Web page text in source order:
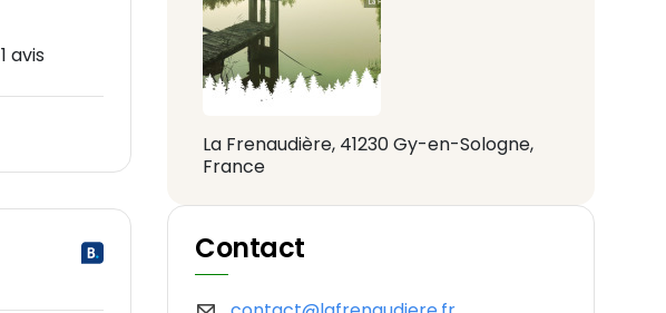
1 avis
La Frenaudière, 41230 Gy-en-Sologne,
France
Contact